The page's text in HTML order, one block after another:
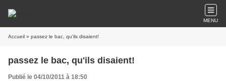
MENU
Accueil » passez le bac, qu'ils disaient!
passez le bac, qu'ils disaient!
Publié le 04/10/2011 à 18:50